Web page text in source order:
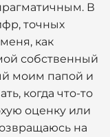
В
точных
как
собственный
моим папой и
когда что-то
оценку или
на